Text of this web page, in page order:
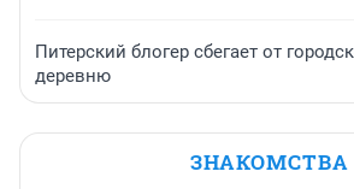
Питерский блогер сбегает от
деревню
ЗНАКОМСТВА